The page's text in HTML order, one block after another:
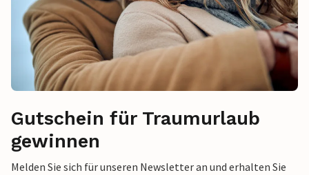
Gutschein für Traumurlaub
gewinnen
Melden Sie sich für unseren Newsletter an und erhalten Sie